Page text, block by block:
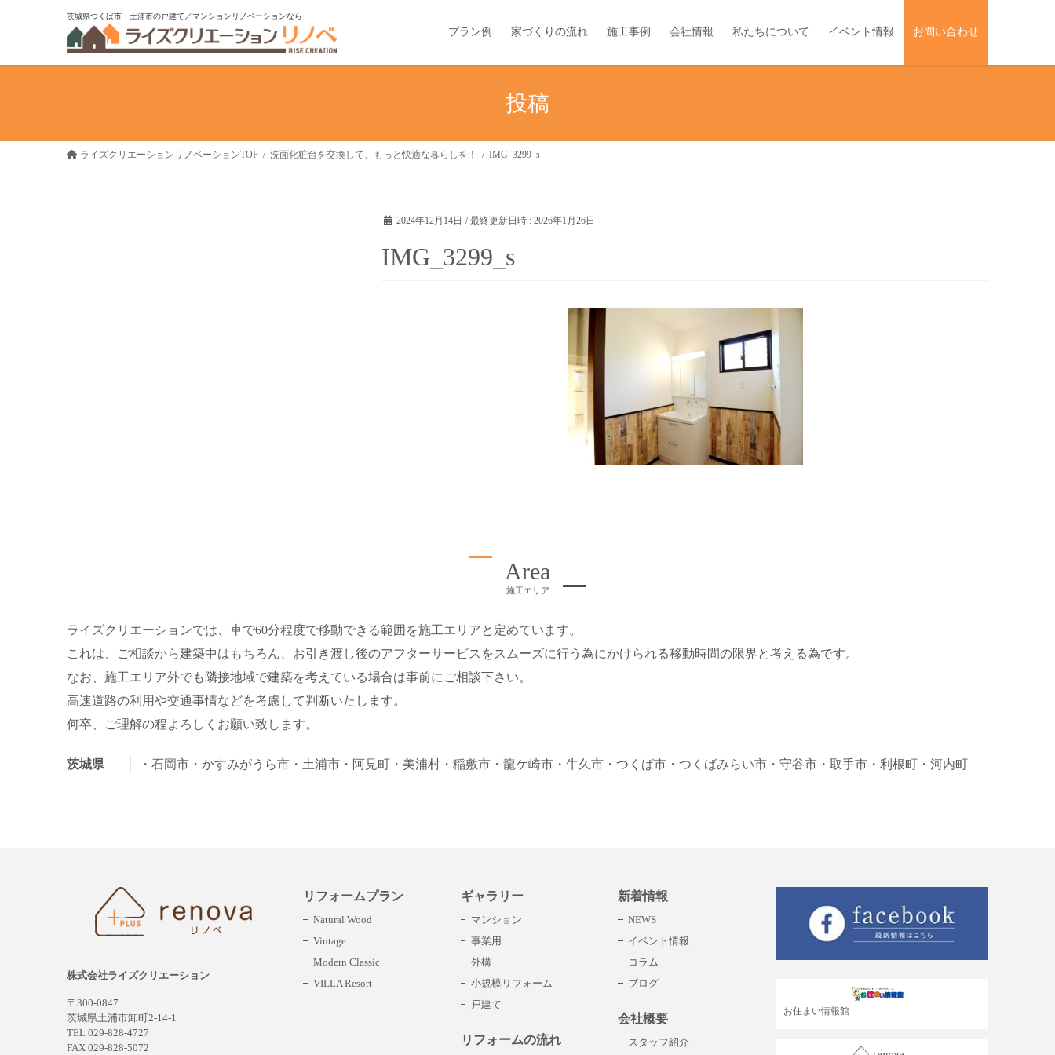
ン
キ
ー
に
茨城県つくば市・土浦市の戸建て／マンションリノベーションなら
プラン例 家づくりの流れ 施工事例 会社情報 私たちについて イベント情報 お問い合わせ
投稿
ライズクリエーションリノベーションTOP 洗面化粧台を交換して、もっと快適な暮らしを！ IMG_3299_s
2024年12月14日 / 最終更新日時 :2026年1月26日
IMG_3299_s
Area
施工エリア
ライズクリエーションでは、車で60分程度で移動できる範囲を施工エリアと定めています。
これは、ご相談から建築中はもちろん、お引き渡し後のアフターサービスをスムーズに行う為にかけられる移動時間の限界と考える為です。
なお、施工エリア外でも隣接地域で建築を考えている場合は事前にご相談下さい。
高速道路の利用や交通事情などを考慮して判断いたします。
何卒、ご理解の程よろしくお願い致します。
茨城県 ・石岡市 ・かすみがうら市 ・土浦市 ・阿見町 ・美浦村 ・稲敷市 ・龍ケ崎市 ・牛久市 ・つくば市 ・つくばみらい市 ・守谷市 ・取手市 ・利根町 ・河内町
株式会社ライズクリエーション
〒300-0847
茨城県土浦市卸町2-14-1
TEL 029-828-4727
FAX 029-828-5072
リフォームプラン
Natural Wood
Vintage
Modern Classic
VILLA Resort
ギャラリー
マンション
事業用
外構
小規模リフォーム
戸建て
リフォームの流れ
新着情報
NEWS
イベント情報
コラム
ブログ
会社概要
スタッフ紹介
お住まい情報館